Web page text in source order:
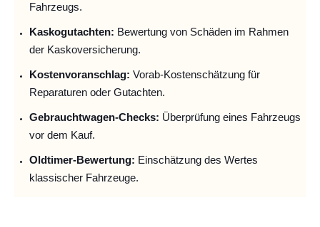
Fahrzeugs.
Kaskogutachten: Bewertung von Schäden im Rahmen
der Kaskoversicherung.
Kostenvoranschlag: Vorab-Kostenschätzung für
Reparaturen oder Gutachten.
Gebrauchtwagen-Checks: Überprüfung eines Fahrzeugs
vor dem Kauf.
Oldtimer-Bewertung: Einschätzung des Wertes
klassischer Fahrzeuge.